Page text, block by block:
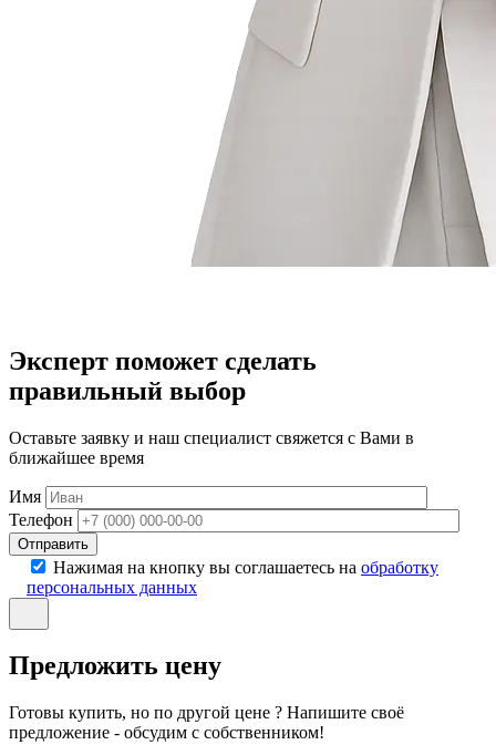
Эксперт поможет сделать
правильный выбор
Оставьте заявку и наш специалист свяжется с Вами в
ближайшее время
Имя
Телефон
Отправить
Нажимая на кнопку вы соглашаетесь на обработку
персональных данных
Предложить цену
Готовы купить, но по другой цене ? Напишите своё
предложение - обсудим с собственником!